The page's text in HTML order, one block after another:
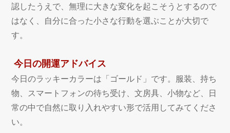
認したうえで、無理に大きな変化を起こそうとするので
はなく、自分に合った小さな行動を選ぶことが大切で
す。
今日の開運アドバイス
今日のラッキーカラーは「ゴールド」です。服装、持ち
物、スマートフォンの待ち受け、文房具、小物など、日
常の中で自然に取り入れやすい形で活用してみてくださ
い。